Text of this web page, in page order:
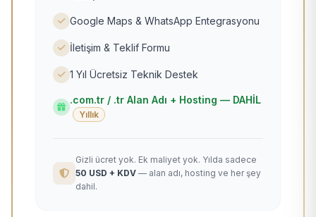
Google Maps & WhatsApp Entegrasyonu
İletişim & Teklif Formu
1 Yıl Ücretsiz Teknik Destek
.com.tr / .tr Alan Adı + Hosting — DAHİL
Yıllık
Gizli ücret yok. Ek maliyet yok. Yılda sadece
50 USD + KDV — alan adı, hosting ve her şey
dahil.